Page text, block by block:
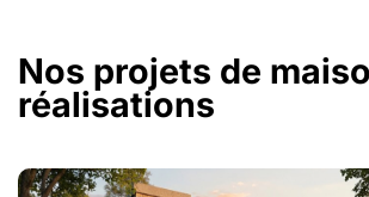
Nos projets de
réalisations